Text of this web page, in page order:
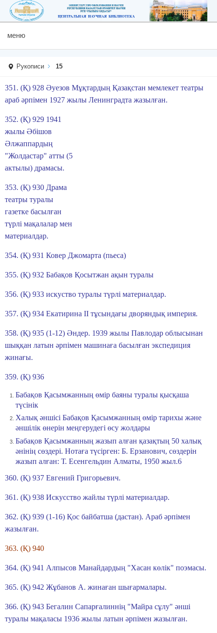
меню
Рукописи 15
351. (Қ) 928 Әуезов Мұқтардың Қазақстан мемлекет театры
араб әрпімен 1927 жылы Ленинградта жазылған.
352. (Қ) 929 1941
жылы Әбішов
Әлжаппардың
"Жолдастар" атты (5
актылы) драмасы.
353. (Қ) 930 Драма
театры туралы
газетке басылған
түрлі мақалалар мен
материалдар.
354. (Қ) 931 Ковер Джомарта (пьеса)
355. (Қ) 932 Бабақов Қосытжан ақын туралы
356. (Қ) 933 искуство туралы түрлі материалдар.
357. (Қ) 934 Екатирина ІІ тұсындағы дворяндық империя.
358. (Қ) 935 (1-12) Әндер. 1939 жылы Павлодар облысынан
шыққан латын әрпімен машинаға басылған экспедиция
жинағы.
359. (Қ) 936
Бабақов Қасымжанның өмір баяны туралы қысқаша
түсінік
Халық әншісі Бабақов Қасымжанның өмір тарихы және
әншілік өнерін меңгерудегі өсу жолдары
Бабақов Қасымжанның жазып алған қазақтың 50 халық
әнінің сөздері. Нотаға түсірген: Б. Ерзанович, сөздерін
жазып алған: Т. Есенгельдин Алматы, 1950 жыл.6
360. (Қ) 937 Евгений Григорьевич.
361. (Қ) 938 Искусство жайлы түрлі материалдар.
362. (Қ) 939 (1-16) Қос байбатша (дастан). Араб әрпімен
жазылған.
363. (Қ) 940
364. (Қ) 941 Алпысов Манайдардың "Хасан көлік" поэмасы.
365. (Қ) 942 Жұбанов А. жинаған шығармалары.
366. (Қ) 943 Бегалин Сапарғалиннің "Майра сұлу" әнші
туралы мақаласы 1936 жылы латын әрпімен жазылған.